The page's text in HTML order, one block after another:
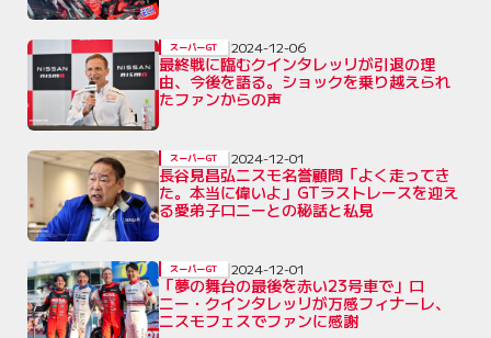
最終戦に臨むクインタレッリが引退の理
由、今後を語る。ショックを乗り越えられ
たファンからの声
スーパーGT 2024-12-06
長谷見昌弘ニスモ名誉顧問「よく走ってき
た。本当に偉いよ」GTラストレースを迎え
る愛弟子ロニーとの秘話と私見
スーパーGT 2024-12-01
「夢の舞台の最後を赤い23号車で」ロ
ニー・クインタレッリが万感フィナーレ、
ニスモフェスでファンに感謝
スーパーGT 2024-12-01